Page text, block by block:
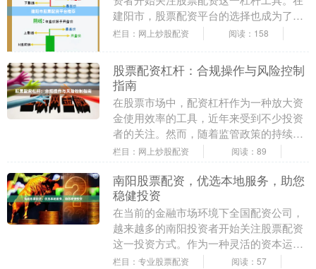
建阳市，股票配资平台的选择也成为了许
多股民关注的焦点。本文将为您详细解析
栏目：网上炒股配资 阅读：158
股票配资杠杆：合规操作与风险控制
指南
在股票市场中，配资杠杆作为一种放大资
金使用效率的工具，近年来受到不少投资
者的关注。然而，随着监管政策的持续收
紧，如何合规使用配资杠杆，并有效控制
栏目：网上炒股配资 阅读：89
南阳股票配资，优选本地服务，助您
稳健投资
在当前的金融市场环境下全国配资公司，
越来越多的南阳投资者开始关注股票配资
这一投资方式。作为一种灵活的资本运作
工具，股票配资能够帮助投资者在自身资
栏目：专业股票配资 阅读：57